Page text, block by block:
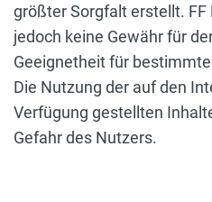
größter Sorgfalt erstellt.
jedoch keine Gewähr für
Geeignetheit für
Die Nutzung der auf den
Verfügung gestellten
Gefahr des Nutzers.